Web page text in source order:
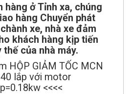
hàng ở Tỉnh xa, chúng
hàng Chuyển phát
xe, nhà xe đảm
khách hàng kịp tiến
của nhà máy.
HỘP GIẢM TỐC MCN
lắp với motor
<<<<